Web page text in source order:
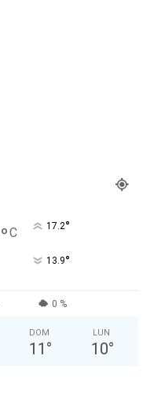
°C 17.2°
13.9°
0 %
DOM
11 °
LUN
10°